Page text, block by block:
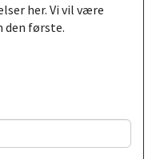
her. Vi vil være
den første.